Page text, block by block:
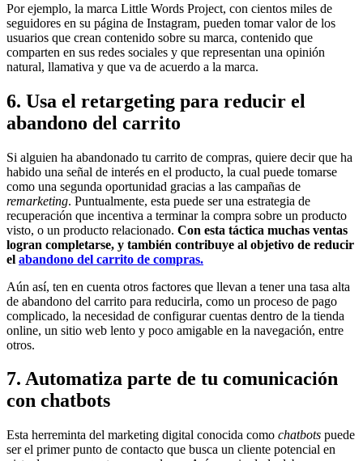
Por ejemplo, la marca Little Words Project, con cientos miles de
seguidores en su página de Instagram, pueden tomar valor de los
usuarios que crean contenido sobre su marca, contenido que
comparten en sus redes sociales y que representan una opinión
natural, llamativa y que va de acuerdo a la marca.
6. Usa el retargeting para reducir el
abandono del carrito
Si alguien ha abandonado tu carrito de compras, quiere decir que ha
habido una señal de interés en el producto, la cual puede tomarse
como una segunda oportunidad gracias a las campañas de
remarketing. Puntualmente, esta puede ser una estrategia de
recuperación que incentiva a terminar la compra sobre un producto
visto, o un producto relacionado. Con esta táctica muchas ventas
logran completarse, y también contribuye al objetivo de reducir
el abandono del carrito de compras.
Aún así, ten en cuenta otros factores que llevan a tener una tasa alta
de abandono del carrito para reducirla, como un proceso de pago
complicado, la necesidad de configurar cuentas dentro de la tienda
online, un sitio web lento y poco amigable en la navegación, entre
otros.
7. Automatiza parte de tu comunicación
con chatbots
Esta herreminta del marketing digital conocida como chatbots puede
ser el primer punto de contacto que busca un cliente potencial en